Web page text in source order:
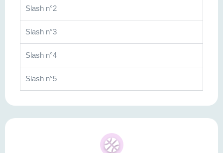
Slash n°2
Slash n°3
Slash n°4
Slash n°5